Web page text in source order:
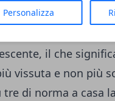
Personalizza
casa in forte
la
il che
vissuta e non più
di norma a casa